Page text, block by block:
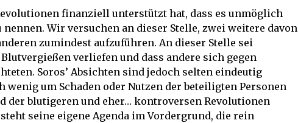
finanziell unterstützt hat, dass es unmöglich
Wir versuchen an dieser Stelle, zwei weitere davon
zumindest aufzuführen. An dieser Stelle sei
verliefen und dass andere sich gegen
Soros’ Absichten sind jedoch selten eindeutig
um Schaden oder Nutzen der beteiligten Personen
der blutigeren und eher… kontroversen Revolutionen
seine eigene Agenda im Vordergrund, die rein